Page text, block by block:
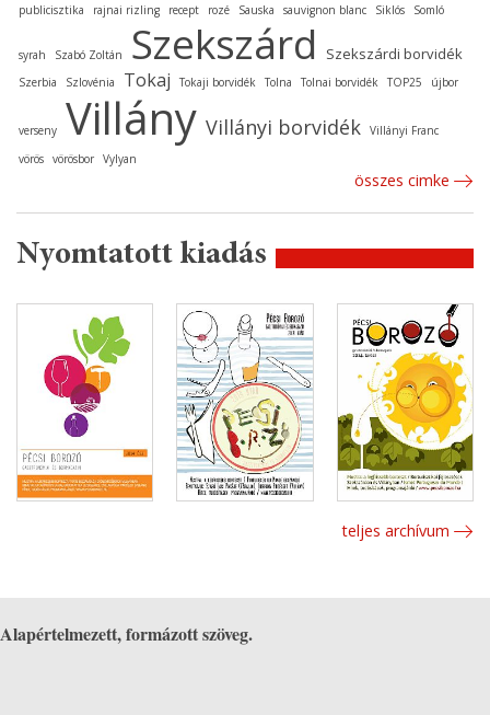
publicisztika
rajnai rizling recept rozé Sauska sauvignon blanc Siklós Somló
syrah Szabó Zoltán Szekszárd Szekszárdi borvidék
Szerbia Szlovénia Tokaj Tokaji borvidék Tolna Tolnai borvidék TOP25 újbor
verseny Villány Villányi borvidék Villányi Franc
vörös vörösbor Vylyan
összes cimke
Nyomtatott kiadás
teljes archívum
Alapértelmezett, formázott szöveg.